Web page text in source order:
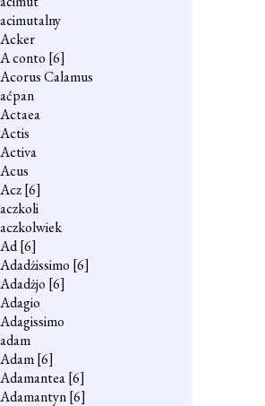
acimutalny
Acker
A conto [6]
Acorus Calamus
aćpan
Actaea
Actis
Activa
Acus
Acz[6]
aczkoli
aczkolwiek
Ad[6]
Adadżissimo [6]
Adadżjo [6]
Adagio
Adagissimo
adam
Adam[6]
Adamantea[6]
Adamantyn[6]